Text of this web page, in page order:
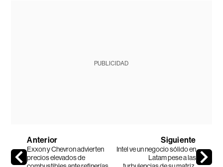
PUBLICIDAD
Anterior
Exxon y Chevron advierten
precios elevados de
Siguiente
Intel ve un negocio sólido en
Latam pese a las